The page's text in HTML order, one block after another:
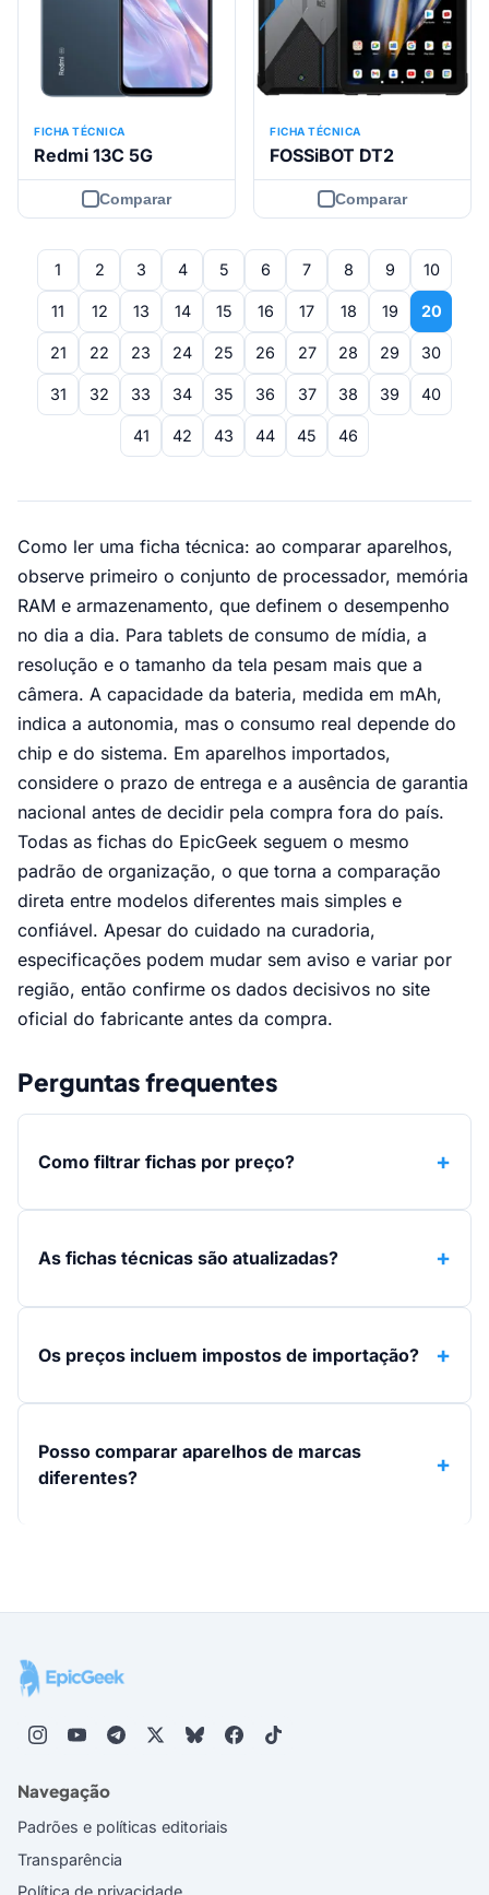
FICHA TÉCNICA
Redmi 13C 5G
Comparar
FICHA TÉCNICA
FOSSiBOT DT2
Comparar
1 2 3 4 5 6 7 8 9 10
11 12 13 14 15 16 17 18 19 20
21 22 23 24 25 26 27 28 29 30
31 32 33 34 35 36 37 38 39 40
41 42 43 44 45 46
Como ler uma ficha técnica: ao comparar aparelhos,
observe primeiro o conjunto de processador, memória
RAM e armazenamento, que definem o desempenho
no dia a dia. Para tablets de consumo de mídia, a
resolução e o tamanho da tela pesam mais que a
câmera. A capacidade da bateria, medida em mAh,
indica a autonomia, mas o consumo real depende do
chip e do sistema. Em aparelhos importados,
considere o prazo de entrega e a ausência de garantia
nacional antes de decidir pela compra fora do país.
Todas as fichas do EpicGeek seguem o mesmo
padrão de organização, o que torna a comparação
direta entre modelos diferentes mais simples e
confiável. Apesar do cuidado na curadoria,
especificações podem mudar sem aviso e variar por
região, então confirme os dados decisivos no site
oficial do fabricante antes da compra.
Perguntas frequentes
Como filtrar fichas por preço?
As fichas técnicas são atualizadas?
Os preços incluem impostos de importação?
Posso comparar aparelhos de marcas
diferentes?
Navegação
Padrões e políticas editoriais
Transparência
Política de privacidade